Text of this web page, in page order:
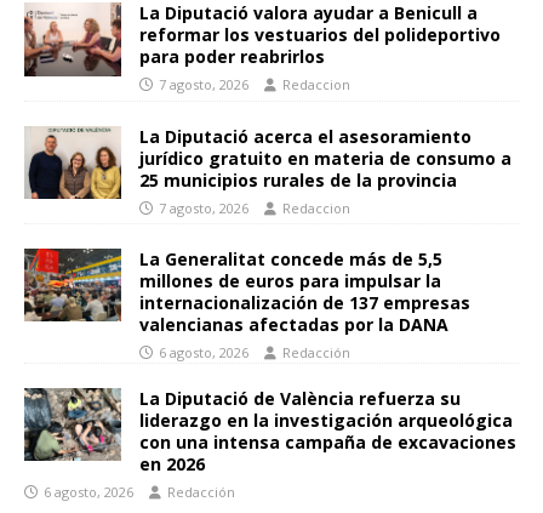
La Diputació valora ayudar a Benicull a
reformar los vestuarios del polideportivo
para poder reabrirlos
7 agosto, 2026 Redaccion
La Diputació acerca el asesoramiento
jurídico gratuito en materia de consumo a
25 municipios rurales de la provincia
7 agosto, 2026 Redaccion
La Generalitat concede más de 5,5
millones de euros para impulsar la
internacionalización de 137 empresas
valencianas afectadas por la DANA
6 agosto, 2026 Redacción
La Diputació de València refuerza su
liderazgo en la investigación arqueológica
con una intensa campaña de excavaciones
en 2026
6 agosto, 2026 Redacción